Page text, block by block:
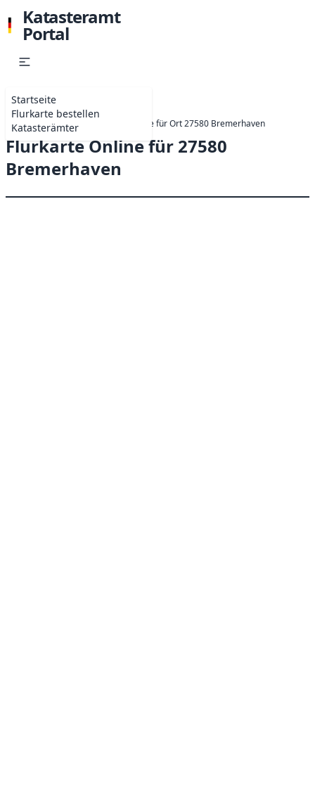
Katasteramt
Portal
Startseite
Flurkarte bestellen
Katasterämter
Startseite Online-Antrag Flurkarte für Ort 27580 Bremerhaven
Flurkarte Online für 27580
Bremerhaven